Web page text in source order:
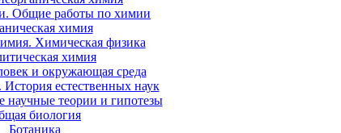
Общие работы по химии
химия
Химическая физика
химия
и окружающая среда
История естественных наук
научные теории и гипотезы
биология
Ботаника